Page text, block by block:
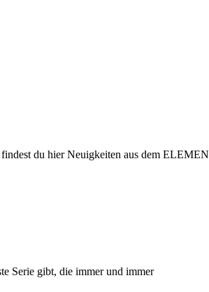
du hier Neuigkeiten aus dem
Serie gibt, die immer und immer